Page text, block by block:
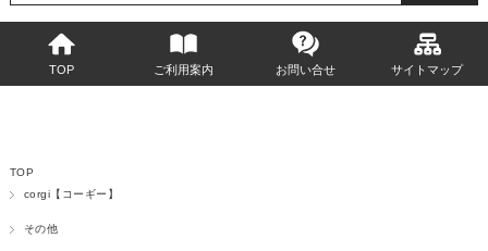
TOP ご利用案内 お問い合せ サイトマップ
TOP
corgi【コーギー】
その他